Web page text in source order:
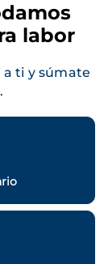
labor
ti y súmate